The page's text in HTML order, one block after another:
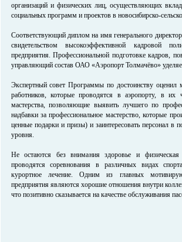
организаций и физических лиц, осуществляющих
социальных программ и проектов в новосибирско-
Соответствующий диплом на имя генерального
свидетельством высокоэффективной кадровой
предприятия. Профессиональной подготовке кадров,
управляющий состав ОАО «Аэропорт Толмачёво»
Экспертный совет Программы по достоинству оценил
работников, которые проводятся в аэропорту, в их
мастерства, позволяющие выявить лучшего по
надбавки за профессиональное мастерство, которые
ценные подарки и призы) и заинтересовать персонал в
уровня.
Не остаются без внимания здоровье и физическая
проводятся соревнования в различных видах
курортное лечение. Одним из главных
предприятия являются хорошие отношения внутри
что позитивно сказывается на качестве обслуживания